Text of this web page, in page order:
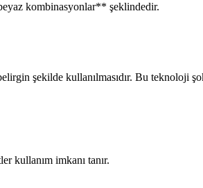
kombinasyonlar** şeklindedir.
şekilde kullanılmasıdır. Bu teknoloji
kullanım imkanı tanır.